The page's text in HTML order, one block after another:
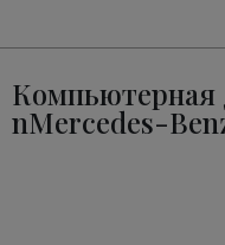
Компьютерная
nMercedes-